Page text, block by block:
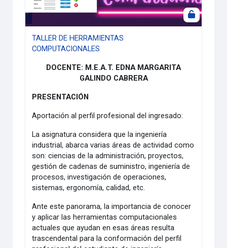
TALLER DE HERRAMIENTAS
COMPUTACIONALES
DOCENTE: M.E.A.T. EDNA MARGARITA
GALINDO CABRERA
PRESENTACIÓN
Aportación al perfil profesional del ingresado:
La asignatura considera que la ingeniería
industrial, abarca varias áreas de actividad como
son: ciencias de la administración, proyectos,
gestión de cadenas de suministro, ingeniería de
procesos, investigación de operaciones,
sistemas, ergonomía, calidad, etc.
Ante este panorama, la importancia de conocer
y aplicar las herramientas computacionales
actuales que ayudan en esas áreas resulta
trascendental para la conformación del perfil